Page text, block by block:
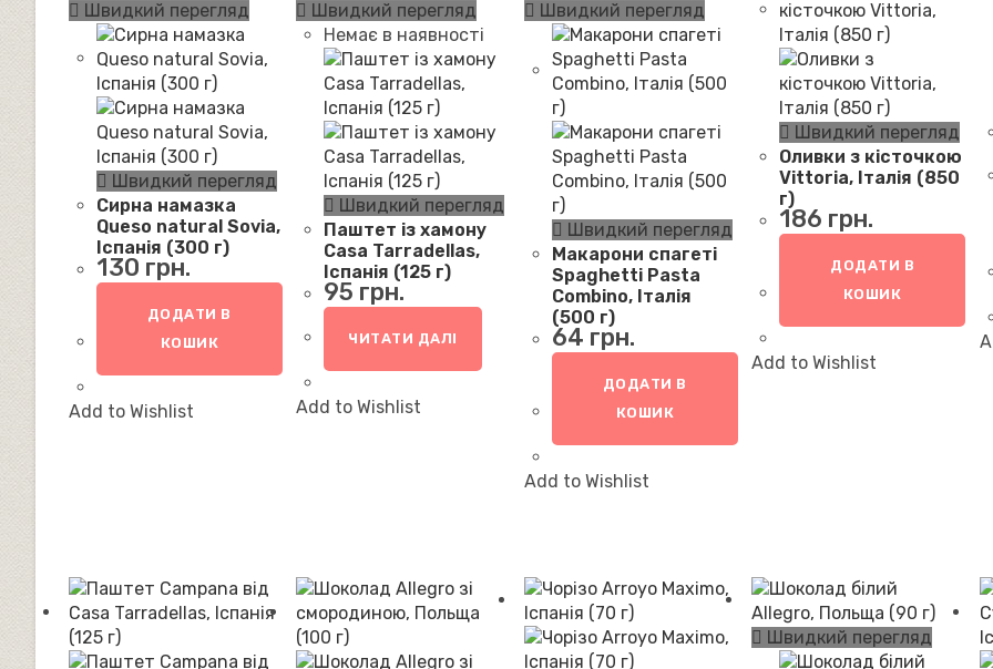
Швидкий перегляд
Швидкий перегляд
Сирна намазка
Queso natural Sovia,
Іспанія (300 г)
130 грн.
ДОДАТИ В
КОШИК
Add to Wishlist
Швидкий перегляд
Немає в наявності
Швидкий перегляд
Паштет із хамону
Casa Tarradellas,
Іспанія (125 г)
95 грн.
ЧИТАТИ ДАЛІ
Add to Wishlist
Швидкий перегляд
Швидкий перегляд
Макарони спагеті
Spaghetti Pasta
Combino, Італія
(500 г)
64 грн.
ДОДАТИ В
КОШИК
Add to Wishlist
Швидкий перегляд
Оливки з кісточкою
Vittoria, Італія (850
г)
186 грн.
ДОДАТИ В
КОШИК
Add to Wishlist
Швидкий перегляд